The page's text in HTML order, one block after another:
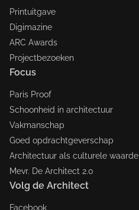
Printuitgave
Digimazine
ARC Awards
Projectbezoeken
Focus
Paris Proof
Schoonheid in architectuur
Vakmanschap
Goed opdrachtgeverschap
Architectuur als culturele waarde
Mevr. De Architect 2.0
Volg de Architect
Facebook